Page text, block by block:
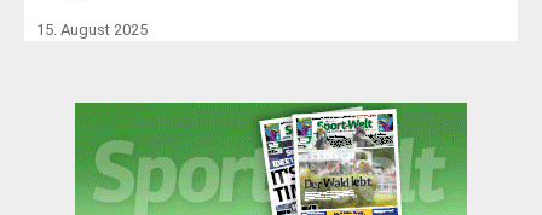
15. August 2025